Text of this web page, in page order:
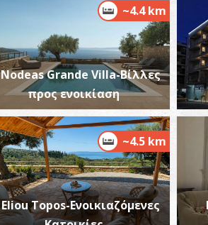
~4.4 km
Nodeas Grande Villa-Βίλλες
προς ενοικίαση
~4.5 km
Eliou Topos-Ενοικιαζόμενες